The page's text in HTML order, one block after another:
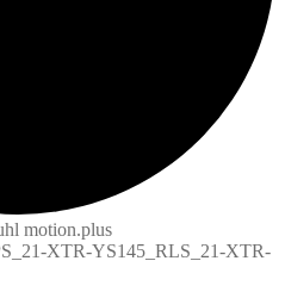
motion.plus
XTR-YS145_RLS_21-XTR-